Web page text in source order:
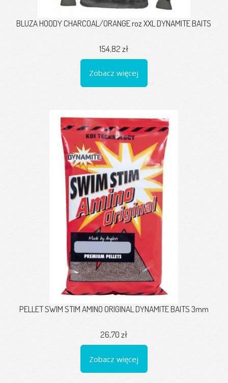
BLUZA HOODY CHARCOAL/ORANGE roz XXL DYNAMITE BAITS
154,82 zł
Zobacz więcej
PELLET SWIM STIM AMINO ORIGINAL DYNAMITE BAITS 3mm
26,70 zł
Zobacz więcej